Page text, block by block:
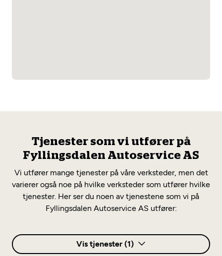
Tjenester som vi utfører på
Fyllingsdalen Autoservice AS
Vi utfører mange tjenester på våre verksteder, men det
varierer også noe på hvilke verksteder som utfører hvilke
tjenester. Her ser du noen av tjenestene som vi på
Fyllingsdalen Autoservice AS utfører:
Vis tjenester (1)